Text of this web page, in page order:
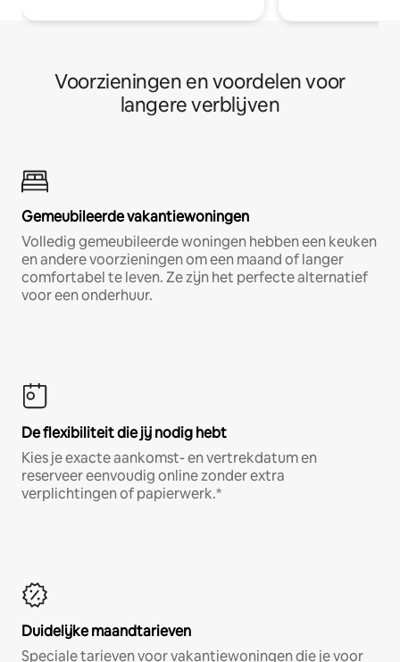
Voorzieningen en voordelen voor
langere verblijven
Gemeubileerde vakantiewoningen
Volledig gemeubileerde woningen hebben een keuken
en andere voorzieningen om een maand of langer
comfortabel te leven. Ze zijn het perfecte alternatief
voor een onderhuur.
De flexibiliteit die jij nodig hebt
Kies je exacte aankomst- en vertrekdatum en
reserveer eenvoudig online zonder extra
verplichtingen of papierwerk.*
Duidelijke maandtarieven
Speciale tarieven voor vakantiewoningen die je voor